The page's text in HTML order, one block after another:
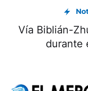
Vía Biblián-
durante